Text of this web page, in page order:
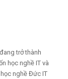
trở thành
học nghề IT và
nghề Đức IT